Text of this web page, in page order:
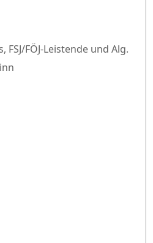
FÖJ-Leistende und Alg.